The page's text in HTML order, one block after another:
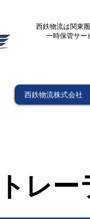
西鉄物流は関東
一時保管サー
西鉄物流株式会社
トレ